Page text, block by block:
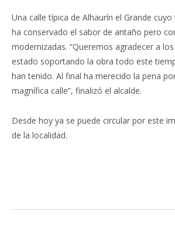
Una calle típica de Alhaurín el Grande
ha conservado el sabor de antaño pero
modernizadas. “Queremos agradecer a
estado soportando la obra todo este
han tenido. Al final ha merecido la pena
magnífica calle”, finalizó el alcalde.
Desde hoy ya se puede circular por este
de la localidad.